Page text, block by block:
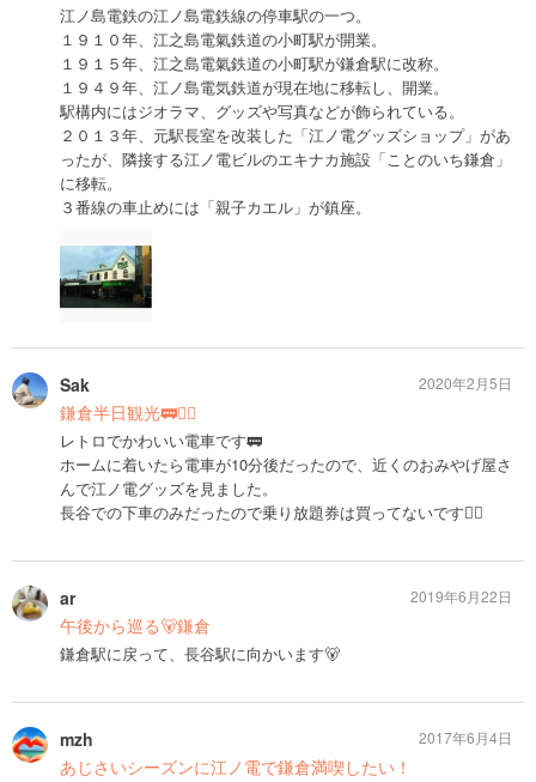
江ノ島電鉄の江ノ島電鉄線の停車駅の一つ。
１９１０年、江之島電氣鉄道の小町駅が開業。
１９１５年、江之島電氣鉄道の小町駅が鎌倉駅に改称。
１９４９年、江ノ島電気鉄道が現在地に移転し、開業。
駅構内にはジオラマ、グッズや写真などが飾られている。
２０１３年、元駅長室を改装した「江ノ電グッズショップ」があ
ったが、隣接する江ノ電ビルのエキナカ施設「ことのいち鎌倉」
に移転。
３番線の車止めには「親子カエル」が鎮座。
Sak
鎌倉半日観光🚃🚶‍♀️
レトロでかわいい電車です🚃
ホームに着いたら電車が10分後だったので、近くのおみやげ屋さ
んで江ノ電グッズを見ました。
長谷での下車のみだったので乗り放題券は買ってないです🙅‍♀️
2020年2月5日
ar
午後から巡る🐻鎌倉
鎌倉駅に戻って、長谷駅に向かいます🐻
2019年6月22日
mzh
あじさいシーズンに江ノ電で鎌倉満喫したい！
2017年6月4日